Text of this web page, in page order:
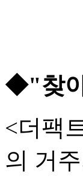
◆"찾
<더팩
의 거